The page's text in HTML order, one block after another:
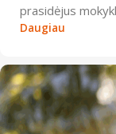
prasidėjus
Daugiau